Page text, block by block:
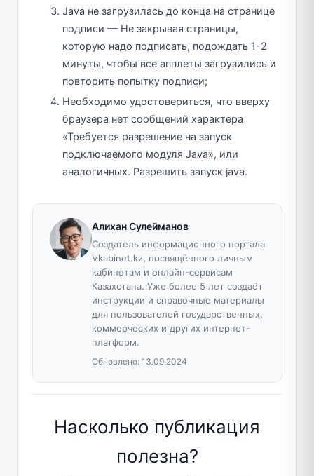
Java не загрузилась до конца на странице
подписи — Не закрывая страницы,
которую надо подписать, подождать 1-2
минуты, чтобы все апплеты загрузились и
повторить попытку подписи;
Необходимо удостовериться, что вверху
браузера нет сообщений характера
«Требуется разрешение на запуск
подключаемого модуля Java», или
аналогичных. Разрешить запуск java.
Алихан Сулейманов
Создатель информационного портала
Vkabinet.kz, посвящённого личным
кабинетам и онлайн-сервисам
Казахстана. Уже более 5 лет создаёт
инструкции и справочные материалы
для пользователей государственных,
коммерческих и других интернет-
платформ.
Обновлено: 13.09.2024
Насколько публикация
полезна?